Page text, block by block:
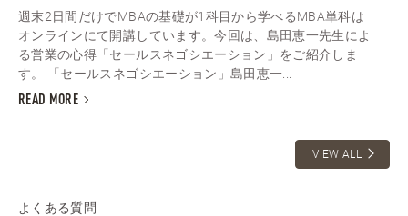
週末2日間だけでMBAの基礎が1科目から学べるMBA単科は
オンラインにて開講しています。今回は、島田恵一先生によ
る営業の心得「セールスネゴシエーション」をご紹介しま
す。 「セールスネゴシエーション」島田恵一...
READ MORE
VIEW ALL
よくある質問